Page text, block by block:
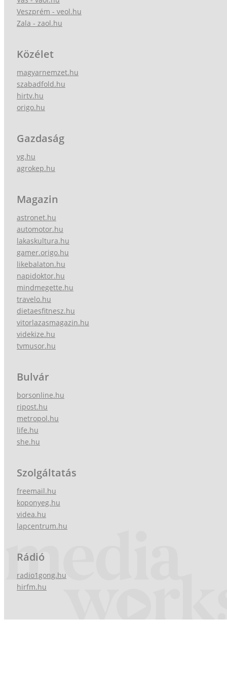
Veszprém - veol.hu
Zala - zaol.hu
Közélet
magyarnemzet.hu
szabadfold.hu
hirtv.hu
origo.hu
Gazdaság
vg.hu
agrokep.hu
Magazin
astronet.hu
automotor.hu
lakaskultura.hu
gamer.origo.hu
likebalaton.hu
napidoktor.hu
mindmegette.hu
travelo.hu
dietaesfitnesz.hu
vitorlazasmagazin.hu
videkize.hu
tvmusor.hu
Bulvár
borsonline.hu
ripost.hu
metropol.hu
life.hu
she.hu
Szolgáltatás
freemail.hu
koponyeg.hu
videa.hu
lapcentrum.hu
Rádió
radio1gong.hu
hirfm.hu